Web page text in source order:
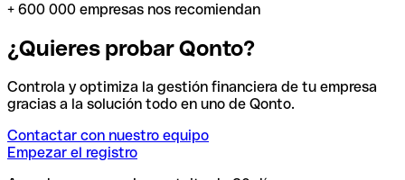
+ 600 000 empresas nos recomiendan
¿Quieres probar Qonto?
Controla y optimiza la gestión financiera de tu empresa
gracias a la solución todo en uno de Qonto.
Contactar con nuestro equipo
Empezar el registro